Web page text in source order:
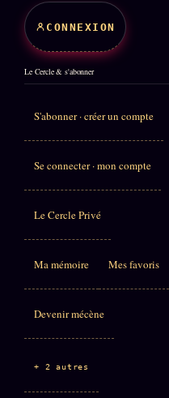
CONNEXION
Le Cercle & s'abonner
S'abonner · créer un compte
Se connecter · mon compte
Le Cercle Privé
Ma mémoire Mes favoris
Devenir mécène
+ 2 autres